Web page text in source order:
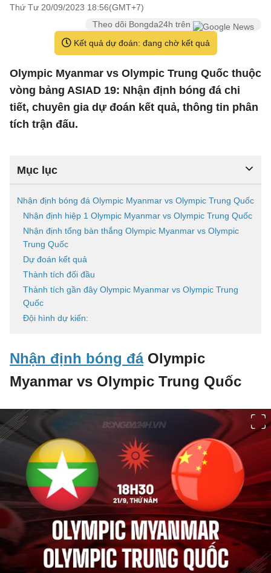
Thứ Tư 20/09/2023 18:56(GMT+7)
Theo dõi Bongda24h trên
Kết quả dự đoán: đang chờ kết quả
Olympic Myanmar vs Olympic Trung Quốc thuộc
vòng bảng ASIAD 19: Nhận định bóng đá chi
tiết, chuyên gia dự đoán kết quả, thông tin phân
tích trận đấu.
Mục lục
Nhận định bóng đá Olympic Myanmar vs Olympic Trung Quốc
Nhận định hiệp 1 Olympic Myanmar vs Olympic Trung Quốc
Nhận định tổng bàn thắng Olympic Myanmar vs Olympic
Trung Quốc
Dự đoán kết quả
Thành tích đối đầu
Thành tích gần đây Olympic Myanmar vs Olympic Trung
Quốc
Đội hình dự kiến:
Nhận định bóng đá Olympic
Myanmar vs Olympic Trung Quốc